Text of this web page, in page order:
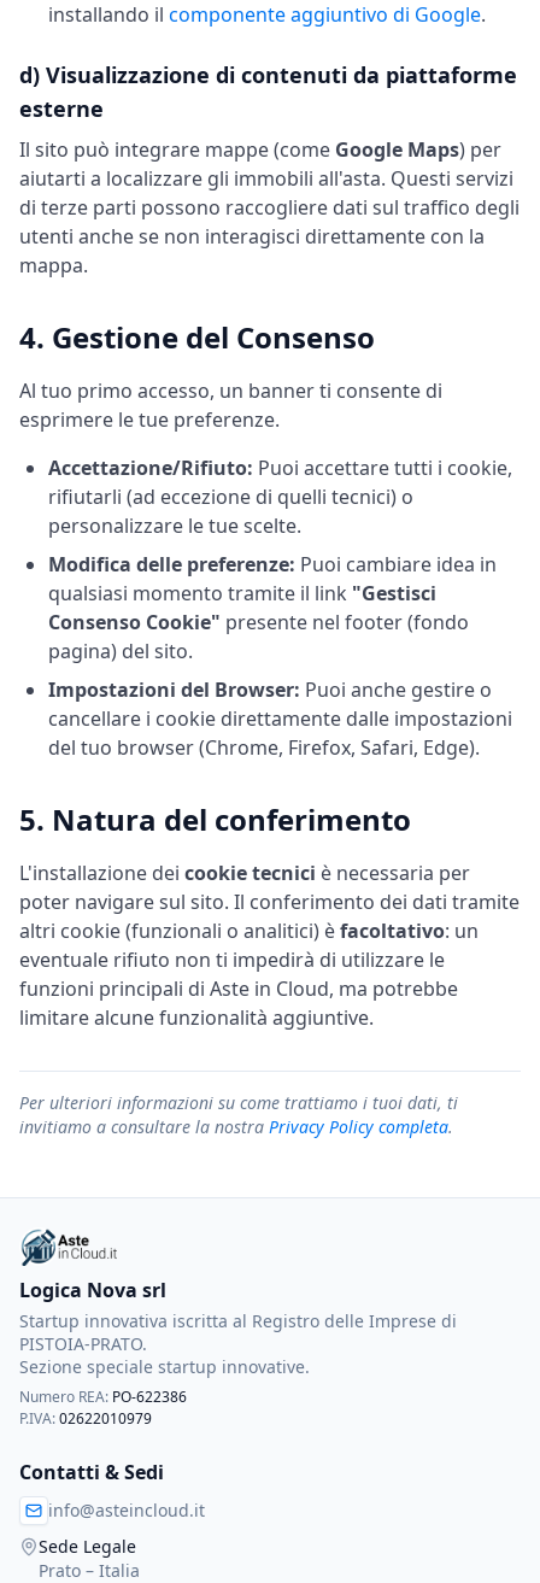
installando il componente aggiuntivo di Google.
d) Visualizzazione di contenuti da piattaforme
esterne
Il sito può integrare mappe (come Google Maps) per
aiutarti a localizzare gli immobili all'asta. Questi servizi
di terze parti possono raccogliere dati sul traffico degli
utenti anche se non interagisci direttamente con la
mappa.
4. Gestione del Consenso
Al tuo primo accesso, un banner ti consente di
esprimere le tue preferenze.
Accettazione/Rifiuto: Puoi accettare tutti i cookie,
rifiutarli (ad eccezione di quelli tecnici) o
personalizzare le tue scelte.
Modifica delle preferenze: Puoi cambiare idea in
qualsiasi momento tramite il link "Gestisci
Consenso Cookie" presente nel footer (fondo
pagina) del sito.
Impostazioni del Browser: Puoi anche gestire o
cancellare i cookie direttamente dalle impostazioni
del tuo browser (Chrome, Firefox, Safari, Edge).
5. Natura del conferimento
L'installazione dei cookie tecnici è necessaria per
poter navigare sul sito. Il conferimento dei dati tramite
altri cookie (funzionali o analitici) èfacoltativo: un
eventuale rifiuto non ti impedirà di utilizzare le
funzioni principali di Aste in Cloud, ma potrebbe
limitare alcune funzionalità aggiuntive.
Per ulteriori informazioni su come trattiamo i tuoi dati, ti
invitiamo a consultare la nostra Privacy Policy completa.
Logica Nova srl
Startup innovativa iscritta al Registro delle Imprese di
PISTOIA-PRATO.
Sezione speciale startup innovative.
Numero REA: PO-622386
P.IVA:02622010979
Contatti & Sedi
info@asteincloud.it
Sede Legale
Prato – Italia